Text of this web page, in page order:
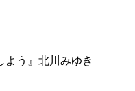
よう』北川みゆき